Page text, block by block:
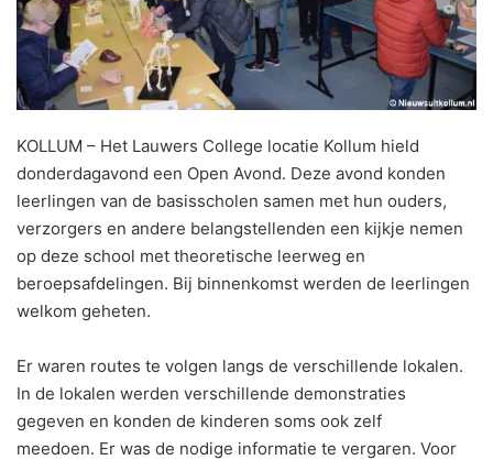
KOLLUM – Het Lauwers College locatie Kollum hield
donderdagavond een Open Avond. Deze avond konden
leerlingen van de basisscholen samen met hun ouders,
verzorgers en andere belangstellenden een kijkje nemen
op deze school met theoretische leerweg en
beroepsafdelingen. Bij binnenkomst werden de leerlingen
welkom geheten.
Er waren routes te volgen langs de verschillende lokalen.
In de lokalen werden verschillende demonstraties
gegeven en konden de kinderen soms ook zelf
meedoen. Er was de nodige informatie te vergaren. Voor